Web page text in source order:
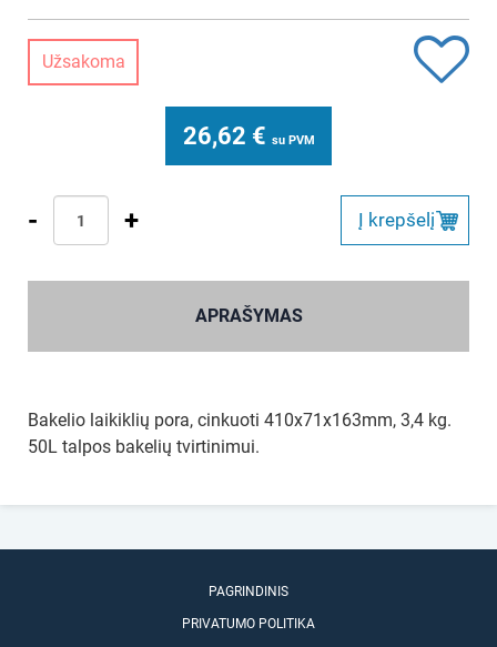
Užsakoma
26,62 € su PVM
- + Į krepšelį
APRAŠYMAS
Bakelio laikiklių pora, cinkuoti 410x71x163mm, 3,4 kg.
50L talpos bakelių tvirtinimui.
PAGRINDINIS
PRIVATUMO POLITIKA